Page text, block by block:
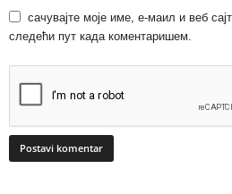
сачувајте моје име, е-маил и веб
следећи пут када коментаришем.